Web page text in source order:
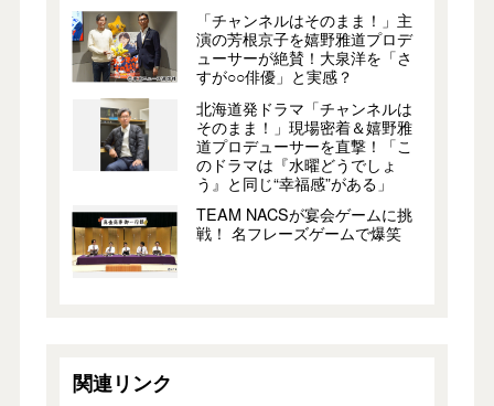
「チャンネルはそのまま！」主
演の芳根京子を嬉野雅道プロデ
ューサーが絶賛！大泉洋を「さ
すが○○俳優」と実感？
北海道発ドラマ「チャンネルは
そのまま！」現場密着＆嬉野雅
道プロデューサーを直撃！「こ
のドラマは『水曜どうでしょ
う』と同じ“幸福感”がある」
TEAM NACSが宴会ゲームに挑
戦！ 名フレーズゲームで爆笑
関連リンク